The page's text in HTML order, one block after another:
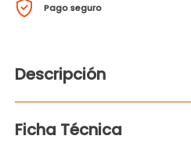
Pago seguro
Descripción
Ficha Técnica